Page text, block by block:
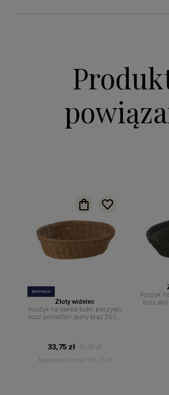
promocja
Złoty widelec
Koszyk na owoce bułki pieczywo
kosz polirattan jasny brąz 25 cm
33,75 zł
45,00 zł
Najniższa cena:
33,75 zł
Koszyk
kosz